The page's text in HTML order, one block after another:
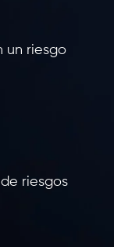
un riesgo
riesgos